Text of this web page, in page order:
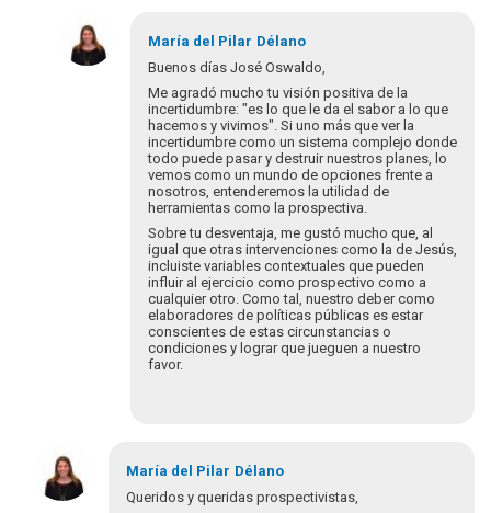
María del Pilar Délano
Buenos días José Oswaldo,
Me agradó mucho tu visión positiva de la
incertidumbre: "es lo que le da el sabor a lo que
hacemos y vivimos". Si uno más que ver la
incertidumbre como un sistema complejo donde
todo puede pasar y destruir nuestros planes, lo
vemos como un mundo de opciones frente a
nosotros, entenderemos la utilidad de
herramientas como la prospectiva.
Sobre tu desventaja, me gustó mucho que, al
igual que otras intervenciones como la de Jesús,
incluiste variables contextuales que pueden
influir al ejercicio como prospectivo como a
cualquier otro. Como tal, nuestro deber como
elaboradores de políticas públicas es estar
conscientes de estas circunstancias o
condiciones y lograr que jueguen a nuestro
favor.
En
respuesta
a
María del Pilar Délano
Queridos y queridas prospectivistas,